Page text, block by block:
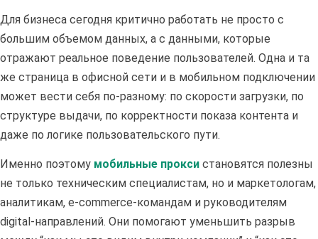
Для бизнеса сегодня критично работать не просто с
большим объемом данных, а с данными, которые
отражают реальное поведение пользователей. Одна и та
же страница в офисной сети и в мобильном подключении
может вести себя по-разному: по скорости загрузки, по
структуре выдачи, по корректности показа контента и
даже по логике пользовательского пути.
Именно поэтому мобильные прокси становятся полезны
не только техническим специалистам, но и маркетологам,
аналитикам, e-commerce-командам и руководителям
digital-направлений. Они помогают уменьшить разрыв